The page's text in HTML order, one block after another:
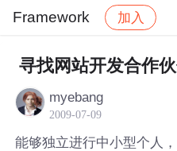
Framework 加入
社区 Framework 帖
寻找网站开发合作
myebang
2009-07-09
能够独立进行中小型个人